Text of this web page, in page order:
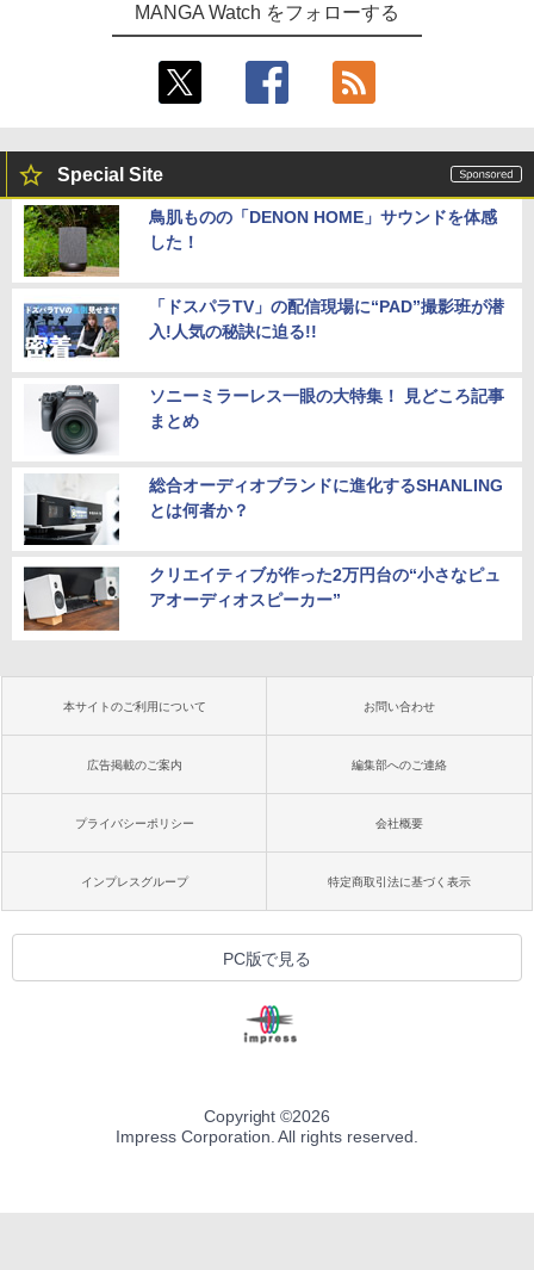
MANGA Watch をフォローする
Special Site
鳥肌ものの「DENON HOME」サウンドを体感
した！
「ドスパラTV」の配信現場に“PAD”撮影班が潜
入!人気の秘訣に迫る!!
ソニーミラーレス一眼の大特集！ 見どころ記事
まとめ
総合オーディオブランドに進化するSHANLING
とは何者か？
クリエイティブが作った2万円台の“小さなピュ
アオーディオスピーカー”
本サイトのご利用について お問い合わせ
広告掲載のご案内 編集部へのご連絡
プライバシーポリシー 会社概要
インプレスグループ 特定商取引法に基づく表示
PC版で見る
Copyright ©2026
Impress Corporation. All rights reserved.